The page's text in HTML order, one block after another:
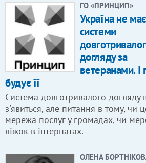
ГО «ПРИНЦИП»
Україна не має
системи
догляду за
ветеранами. І
будує її
Система довготривалого догляду
з'явиться, але питання в тому, чи
мережа послуг у громадах, чи
ліжок в інтернатах.
ОЛЕНА